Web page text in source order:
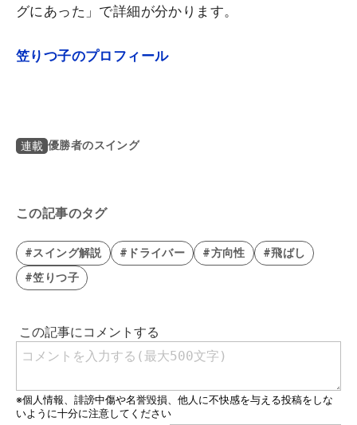
グにあった」で詳細が分かります。
笠りつ子のプロフィール
連載 優勝者のスイング
この記事のタグ
#スイング解説 #ドライバー #方向性
#飛ばし
#笠りつ子